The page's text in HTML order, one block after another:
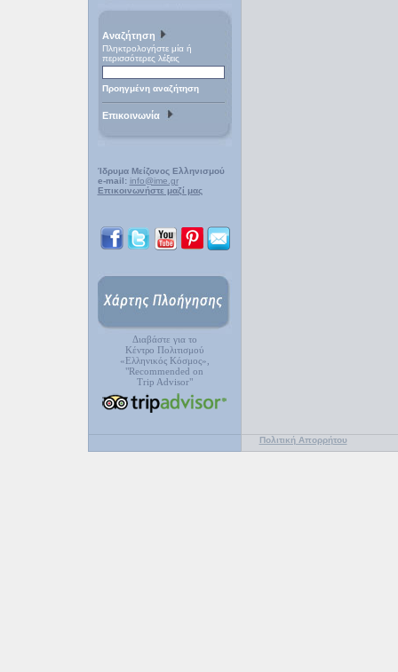
Αναζήτηση
Πληκτρολογήστε μία ή
περισσότερες λέξεις
Προηγμένη αναζήτηση
Επικοινωνία
Ίδρυμα Μείζονος Ελληνισμού
e-mail: info@ime.gr
Επικοινωνήστε μαζί μας
Διαβάστε για το
Κέντρο Πολιτισμού
«Ελληνικός Κόσμος»,
"Recommended on
Trip Advisor"
Πολιτική Απορρήτου